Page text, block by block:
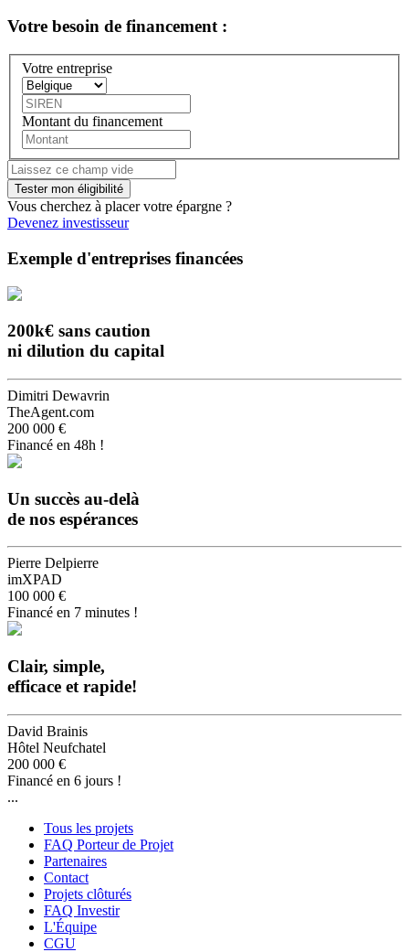
Votre besoin de financement :
Votre entreprise
Montant du financement
Vous cherchez à placer votre épargne ?
Devenez investisseur
Exemple d'entreprises financées
200k€ sans caution
ni dilution du capital
Dimitri Dewavrin
TheAgent.com
200 000 €
Financé en 48h !
Un succès au-delà
de nos espérances
Pierre Delpierre
imXPAD
100 000 €
Financé en 7 minutes !
Clair, simple,
efficace et rapide!
David Brainis
Hôtel Neufchatel
200 000 €
Financé en 6 jours !
...
Tous les projets
FAQ Porteur de Projet
Partenaires
Contact
Projets clôturés
FAQ Investir
L'Équipe
CGU